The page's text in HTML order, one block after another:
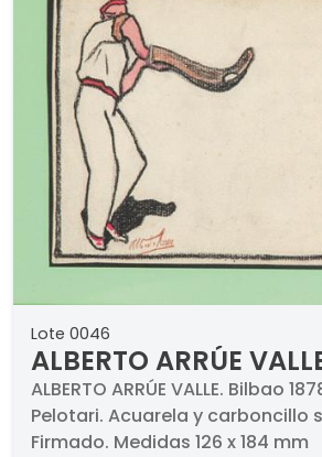
Lote 0046
ALBERTO ARRÚE
ALBERTO ARRÚE VALLE. Bilbao
Pelotari. Acuarela y carboncillo
Firmado. Medidas 126 x 184 mm